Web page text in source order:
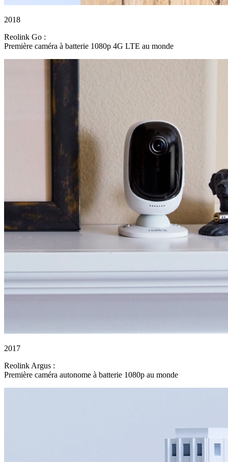
2018
Reolink Go :
Première caméra à batterie 1080p 4G LTE au monde
2017
Reolink Argus :
Première caméra autonome à batterie 1080p au monde